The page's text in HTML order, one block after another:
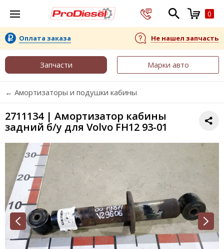
0
Оплата заказа Не нашел запчасть
Запчасти Марки авто
← Амортизаторы и подушки кабины
2711134 | Амортизатор кабины
задний б/у для Volvo FH12 93-01